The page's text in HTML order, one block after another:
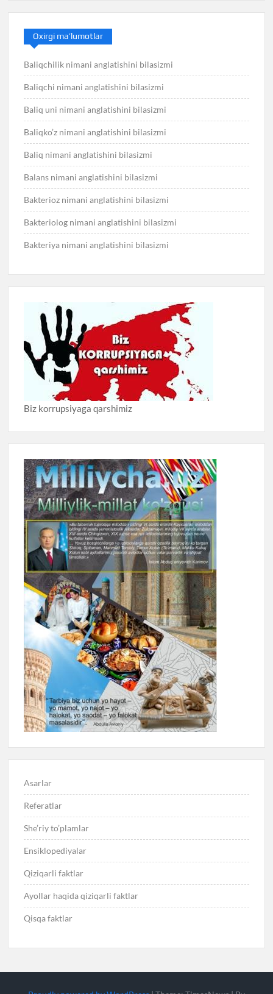
Oxirgi ma’lumotlar
Baliqchilik nimani anglatishini bilasizmi
Baliqchi nimani anglatishini bilasizmi
Baliq uni nimani anglatishini bilasizmi
Baliqko’z nimani anglatishini bilasizmi
Baliq nimani anglatishini bilasizmi
Balans nimani anglatishini bilasizmi
Bakterioz nimani anglatishini bilasizmi
Bakteriolog nimani anglatishini bilasizmi
Bakteriya nimani anglatishini bilasizmi
Biz korrupsiyaga qarshimiz
Asarlar
Referatlar
She’riy to’plamlar
Ensiklopediyalar
Qiziqarli faktlar
Ayollar haqida qiziqarli faktlar
Qisqa faktlar